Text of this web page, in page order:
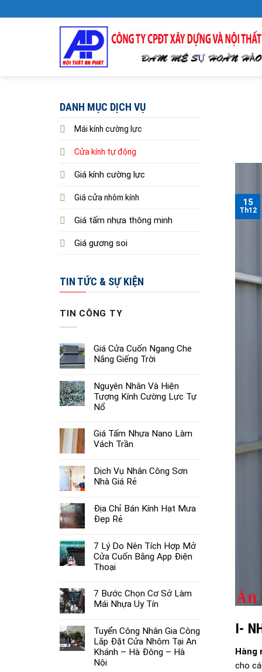
to
DANH MỤC DỊCH VỤ
Mái kính cường lực
Cửa kính tự động
Giá kính cường lực
Giá cửa nhôm kính
Giá tấm nhựa thông minh
Giá gương soi
TIN TỨC & SỰ KIỆN
TIN CÔNG TY
Giá Cửa Cuốn Ngang Che
Nắng Giếng Trời
Nguyên Nhân Và Hiện
Tượng Kính Cường Lực Tự
Nổ
Giá Tấm Nhựa Nano Làm
Vách Trần
Dịch Vụ Nhân Công Sơn
Nhà Giá Rẻ
Địa Chỉ Bán Kính Hạt Mưa
Đẹp Rẻ
7 Lý Do Nên Tích Hợp Mở
Cửa Cuốn Bằng App Điện
Thoại
7 Bước Chọn Cơ Sở Làm
Mái Nhựa Uy Tín
Tuyển Công Nhân Gia Công
Lắp Đặt Cửa Nhôm Tại An
Khánh – Hà Đông – Hà
Nội
15
Th12
I-
Hàng
cho